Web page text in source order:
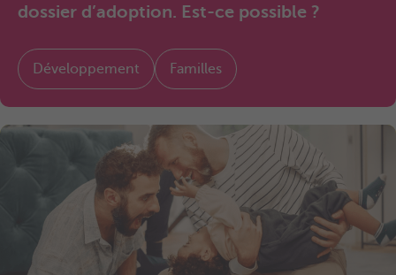
dossier d’adoption. Est-ce possible ?
Développement Familles